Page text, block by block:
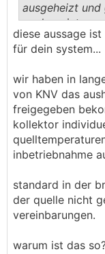
ausgeheizt und
auch meinte
so gehandhabt
diese aussage
für dein system...
wir haben in
von KNV das
freigegeben
kollektor
inbetriebnahme
standard in der
der quelle nicht
vereinbarungen.
warum ist das